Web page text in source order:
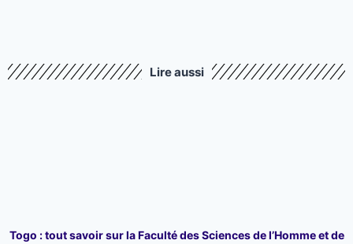
Lire aussi
Togo : tout savoir sur la Faculté des Sciences de l’Homme et de